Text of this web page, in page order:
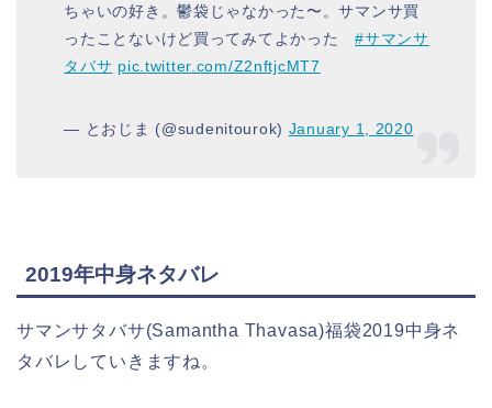
ちゃいの好き。鬱袋じゃなかった〜。サマンサ買
ったことないけど買ってみてよかった#サマンサ
タバサ pic.twitter.com/Z2nftjcMT7
— とおじま (@sudenitourok) January 1, 2020
2019年中身ネタバレ
サマンサタバサ(Samantha Thavasa)福袋2019中身ネ
タバレしていきますね。